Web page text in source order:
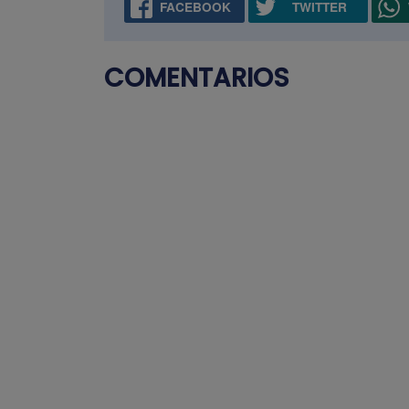
FACEBOOK TWITTER
COMENTARIOS